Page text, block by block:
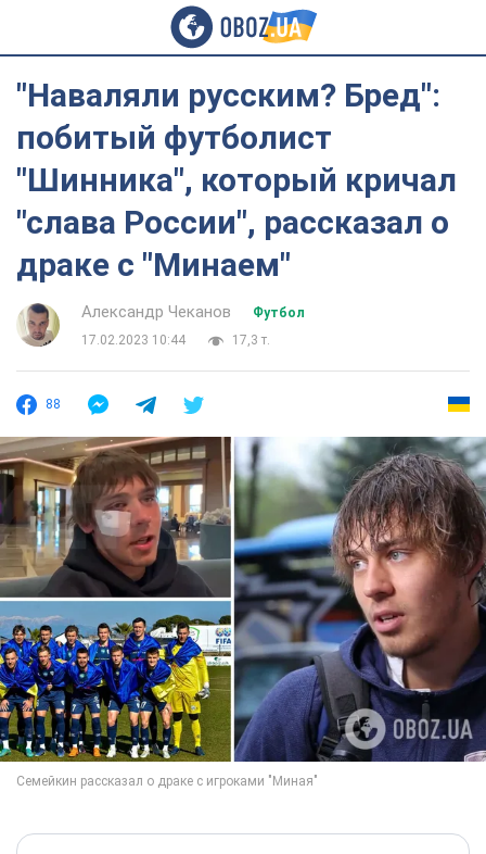
"Наваляли русским? Бред":
побитый футболист
"Шинника", который кричал
"слава России", рассказал о
драке с "Минаем"
Александр Чеканов
Футбол
17.02.2023 10:44
17,3 т.
88